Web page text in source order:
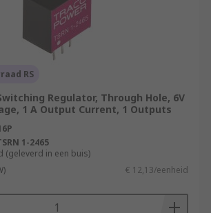
RS
Switching Regulator, Through Hole, 6V
1 A Output Current, 1 Outputs
1-2465
(geleverd in een buis)
€ 12,13/eenheid